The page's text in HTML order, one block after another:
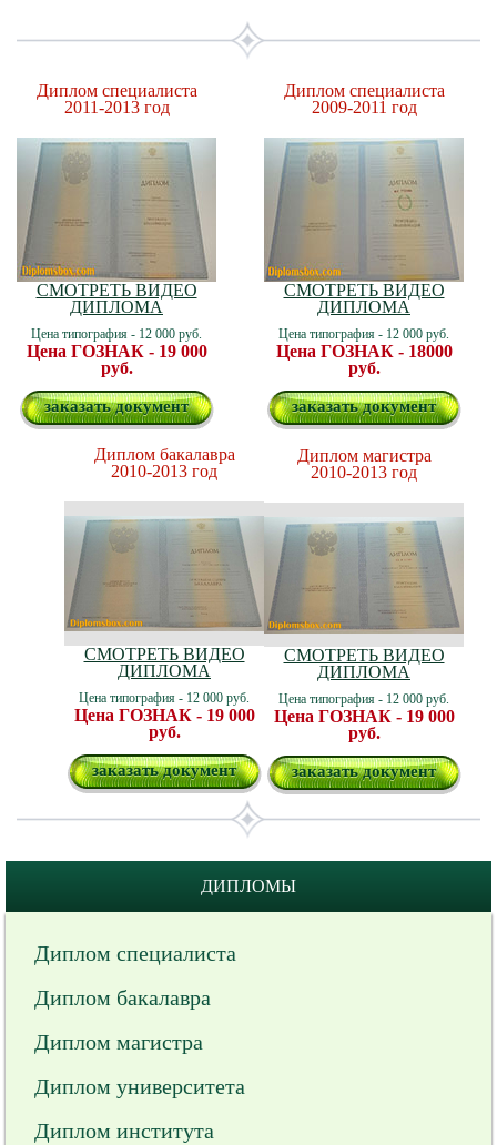
Диплом специалиста
2011-2013 год
СМОТРЕТЬ ВИДЕО
ДИПЛОМА
Цена типография - 12 000 руб.
Цена ГОЗНАК - 19 000
руб.
заказать документ
Диплом специалиста
2009-2011 год
СМОТРЕТЬ ВИДЕО
ДИПЛОМА
Цена типография - 12 000 руб.
Цена ГОЗНАК - 18000
руб.
заказать документ
Диплом бакалавра
2010-2013 год
СМОТРЕТЬ ВИДЕО
ДИПЛОМА
Цена типография - 12 000 руб.
Цена ГОЗНАК - 19 000
руб.
заказать документ
Диплом магистра
2010-2013 год
СМОТРЕТЬ ВИДЕО
ДИПЛОМА
Цена типография - 12 000 руб.
Цена ГОЗНАК - 19 000
руб.
заказать документ
ДИПЛОМЫ
Диплом специалиста
Диплом бакалавра
Диплом магистра
Диплом университета
Диплом института